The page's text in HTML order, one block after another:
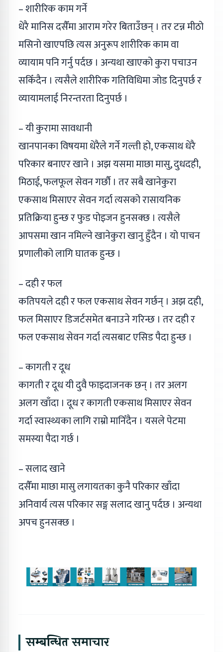
– शारीरिक काम गर्ने
धेरै मानिस दसैँमा आराम गरेर बिताउँछन् । तर टन्न मीठो
मसिनो खाएपछि त्यस अनुरूप शारीरिक काम वा
व्यायाम पनि गर्नु पर्दछ । अन्यथा खाएको कुरा पचाउन
सकिँदैन । त्यसैले शारीरिक गतिविधिमा जोड दिनुपर्छ र
व्यायामलाई निरन्तरता दिनुपर्छ ।
– यी कुरामा सावधानी
खानपानका विषयमा धेरैले गर्ने गल्ती हो, एकसाथ धेरै
परिकार बनाएर खाने । अझ यसमा माछा मासु, दुधदही,
मिठाई, फलफूल सेवन गर्छौ । तर सबै खानेकुरा
एकसाथ मिसाएर सेवन गर्दा त्यसको रासायनिक
प्रतिक्रिया हुन्छ र फुड पोइजन हुनसक्छ । त्यसैले
आपसमा खान नमिल्ने खानेकुरा खानु हुँदैन । यो पाचन
प्रणालीको लागि घातक हुन्छ ।
– दही र फल
कतिपयले दही र फल एकसाथ सेवन गर्छन् । अझ दही,
फल मिसाएर डिजर्टसमेत बनाउने गरिन्छ । तर दही र
फल एकसाथ सेवन गर्दा त्यसबाट एसिड पैदा हुन्छ ।
– कागती र दूध
कागती र दूध यी दुवै फाइदाजनक छन् । तर अलग
अलग खाँदा । दूध र कागती एकसाथ मिसाएर सेवन
गर्दा स्वास्थ्यका लागि राम्रो मानिँदैन । यसले पेटमा
समस्या पैदा गर्छ ।
– सलाद खाने
दसैँमा माछा मासु लगायतका कुनै परिकार खाँदा
अनिवार्य त्यस परिकार सङ्ग सलाद खानु पर्दछ । अन्यथा
अपच हुनसक्छ ।
सम्बन्धित समाचार